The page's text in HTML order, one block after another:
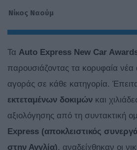
Νίκος Ναούμ
Τα Auto Express New Car
παρουσιάζοντας τα κορυφαία νέα
αγοράς σε κάθε κατηγορία.
εκτεταμένων δοκιμών και
αξιολόγησης από τη συντακτική
Express (αποκλειστικός
στην Αγγλία), αναδείχθηκαν οι